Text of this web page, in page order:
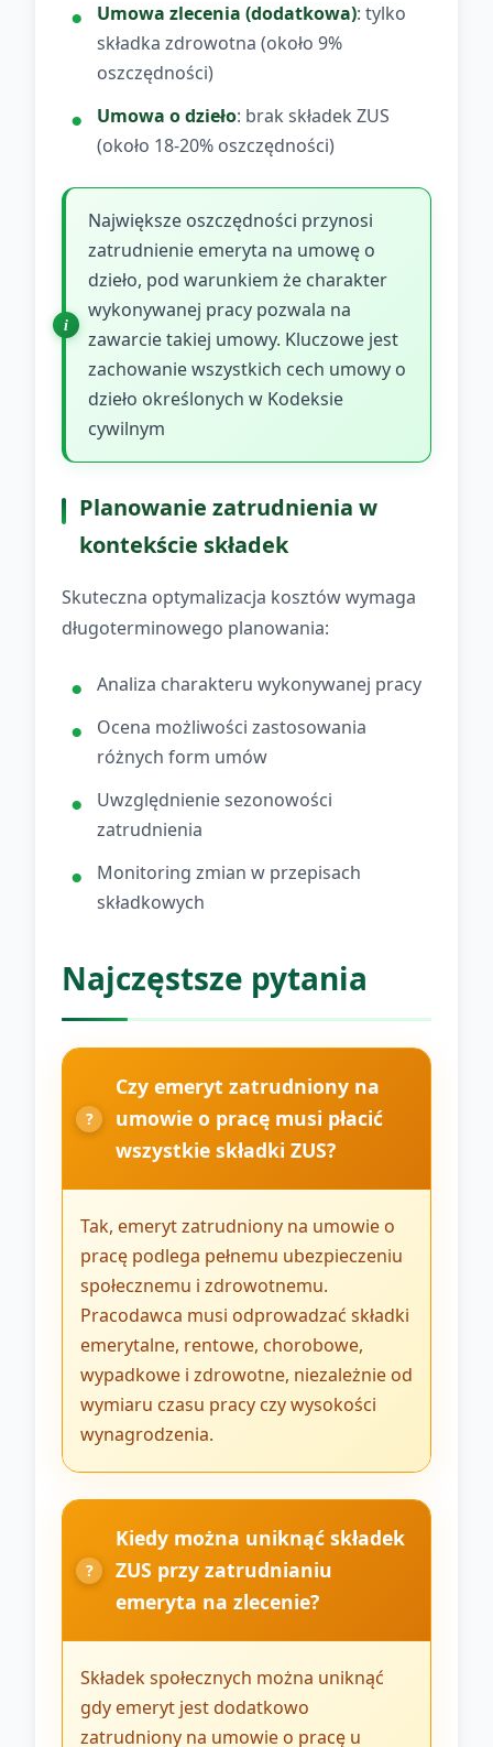
Umowa zlecenia (dodatkowa): tylko
składka zdrowotna (około 9%
oszczędności)
Umowa o dzieło: brak składek ZUS
(około 18-20% oszczędności)
Największe oszczędności przynosi
zatrudnienie emeryta na umowę o
dzieło, pod warunkiem że charakter
wykonywanej pracy pozwala na
zawarcie takiej umowy. Kluczowe jest
zachowanie wszystkich cech umowy o
dzieło określonych w Kodeksie
cywilnym
Planowanie zatrudnienia w
kontekście składek
Skuteczna optymalizacja kosztów wymaga
długoterminowego planowania:
Analiza charakteru wykonywanej pracy
Ocena możliwości zastosowania
różnych form umów
Uwzględnienie sezonowości
zatrudnienia
Monitoring zmian w przepisach
składkowych
Najczęstsze pytania
Czy emeryt zatrudniony na
umowie o pracę musi płacić
wszystkie składki ZUS?
Tak, emeryt zatrudniony na umowie o
pracę podlega pełnemu ubezpieczeniu
społecznemu i zdrowotnemu.
Pracodawca musi odprowadzać składki
emerytalne, rentowe, chorobowe,
wypadkowe i zdrowotne, niezależnie od
wymiaru czasu pracy czy wysokości
wynagrodzenia.
Kiedy można uniknąć składek
ZUS przy zatrudnianiu
emeryta na zlecenie?
Składek społecznych można uniknąć
gdy emeryt jest dodatkowo
zatrudniony na umowie o pracę u